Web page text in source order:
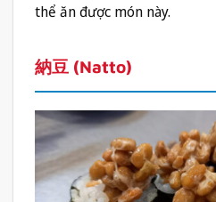
thể ăn được món này.
納豆 (Natto)